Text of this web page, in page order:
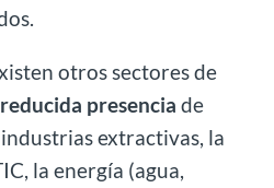
otros sectores de
reducida presencia de
extractivas, la
la energía (agua,